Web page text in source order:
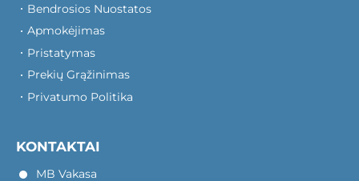
Bendrosios Nuostatos
Apmokėjimas
Pristatymas
Prekių Grąžinimas
Privatumo Politika
KONTAKTAI
MB Vakasa